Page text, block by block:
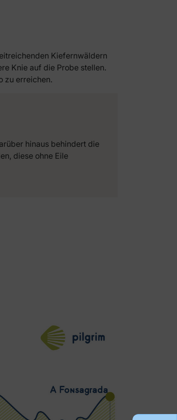
Kiefernwäldern
Knie auf die Probe stellen.
zu erreichen.
hinaus behindert die
diese ohne Eile